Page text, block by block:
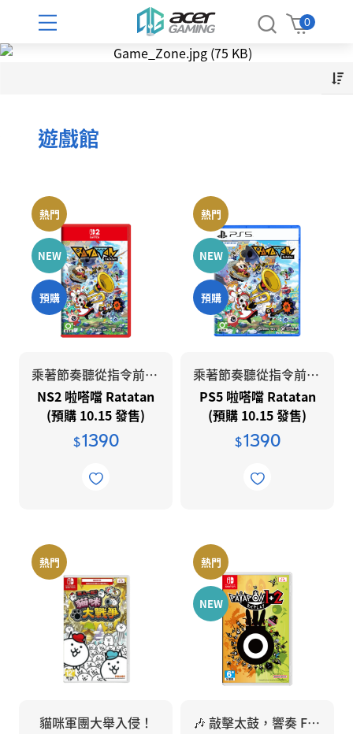
News
通路活動
PlayStation館
PlayStation®5
PlayStation®5 週邊
PlayStation®4
PlayStation®4 主機
PlayStation®4 遊戲軟體
PlayStation®4 週邊
福利社
【福利品】PS5主機
【福利品】PS5周邊
【福利品】PlayStation®VR2
PlayStation 授權設備
遊戲館
PlayStation® 遊戲
Switch 2 遊戲
Steam 遊戲
Steam 數位遊戲
Steam Deck™ 及周邊
全家同樂
動作冒險/角色扮演
賽車競速/運動格鬥
電競館
電競耳麥
電競鍵盤
電競椅
賽車方向盤
賽車椅
新品預購
品牌館
AcerGaming自有品牌
充電器
GSE
女性向遊戲專區
HORI 原廠周邊
Logitech 羅技
Logitech G 羅技G
Next Level Racing®
Predator / Nitro
Playseat® 賽車椅
ROG產品
SEGA 遊戲專區
SteelSeries 賽睿
T1專區
KontrolFreek
Thrustmaster 圖馬思特
授權周邊館
牧場物語來吧！風之繁華市集
⟪人機迷網 PRAGMATA 》
羊蹄山戰鬼
魔物獵人荒野
Astro Bot 宇宙機器人
Bloodborne 血源詛咒
PlayStation®30週年
KOJIMA PRODUCTIONS
投資人專區
股東會年報
主要股東
股價資訊
重大訊息
股利資訊
聯絡資訊
公司治理
公司治理守則
董事會
功能性委員會
通情形
智慧財產管理計畫與執行情形
公司治理相關規章
利害關關係人專區
利害關係人檢舉申訴管道
誠信經營作業程序及行為指南
0
遊戲館
熱門
NEW
預購
乘著節奏聽從指令前進吧！
NS2 啦嗒噹 Ratatan
(預購 10.15 發售)
$1390
熱門
NEW
預購
乘著節奏聽從指令前進吧！
PS5 啦嗒噹 Ratatan
(預購 10.15 發售)
$1390
熱門
貓咪軍團大舉入侵！
熱門
NEW
🎶 敲擊太鼓，響奏 FEVER！🔥